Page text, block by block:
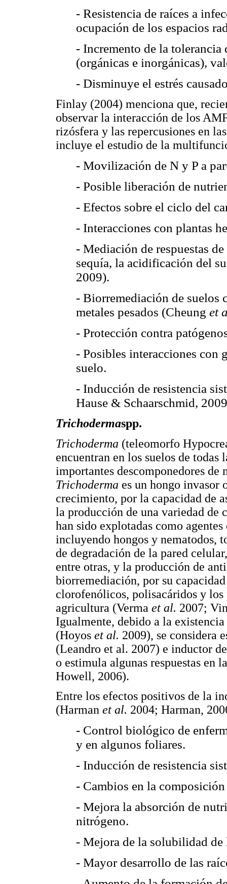
- Resistencia de raíces a
ocupación de los espacios
- Incremento de la tolerancia
(orgánicas e inorgánicas),
- Disminuye el estrés
Finlay (2004) menciona que,
observar la interacción de los
rizósfera y las repercusiones en
incluye el estudio de la
- Movilización de N y P a
- Posible liberación de
- Efectos sobre el ciclo del
- Interacciones con plantas
- Mediación de respuestas
sequía, la acidificación del
2009).
- Biorremediación de suelos
metales pesados (Cheung et
- Protección contra
- Posibles interacciones con
suelo.
- Inducción de resistencia
Hause & Schaarschmid,
Trichodermaspp.
Trichoderma (teleomorfo
encuentran en los suelos de
importantes descomponedores de
Trichoderma es un hongo invasor
crecimiento, por la capacidad de
la producción de una variedad de
han sido explotadas como
incluyendo hongos y nematodos,
de degradación de la pared
entre otras, y la producción de
biorremediación, por su
clorofenólicos, polisacáridos y
agricultura (Verma et al. 2007;
Igualmente, debido a la
(Hoyos et al. 2009), se considera
(Leandro et al. 2007) e inductor
o estimula algunas respuestas en
Howell, 2006).
Entre los efectos positivos de la
(Harman et al. 2004; Harman,
- Control biológico de
y en algunos foliares.
- Inducción de resistencia
- Cambios en la
- Mejora la absorción de
nitrógeno.
- Mejora de la solubilidad
- Mayor desarrollo de las